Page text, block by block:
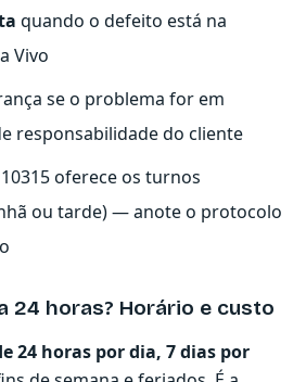
quando o defeito está na
Vivo
se o problema for em
responsabilidade do cliente
oferece os turnos
ou tarde) — anote o protocolo
24 horas? Horário e custo
24 horas por dia, 7 dias por